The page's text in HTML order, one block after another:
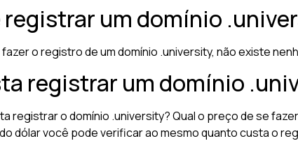
registrar um domínio
o registro de um domínio .university, não existe
registrar um domínio
registrar o domínio .university? Qual o preço de se
dólar você pode verificar ao mesmo quanto custa o